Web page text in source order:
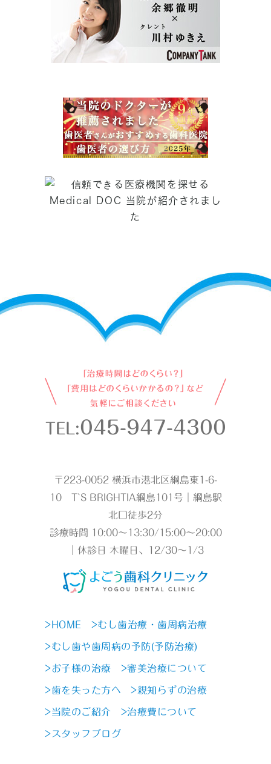
TEL:045-947-4300
〒223-0052 横浜市港北区綱島東1-6-
10 T`S BRIGHTIA綱島101号｜綱島駅
北口徒歩2分
診療時間 10:00～13:30/15:00～20:00
｜休診日 木曜日、12/30～1/3
>HOME >むし歯治療・歯周病治療
>むし歯や歯周病の予防(予防治療)
>お子様の治療 >審美治療について
>歯を失った方へ >親知らずの治療
>当院のご紹介 >治療費について
>スタッフブログ